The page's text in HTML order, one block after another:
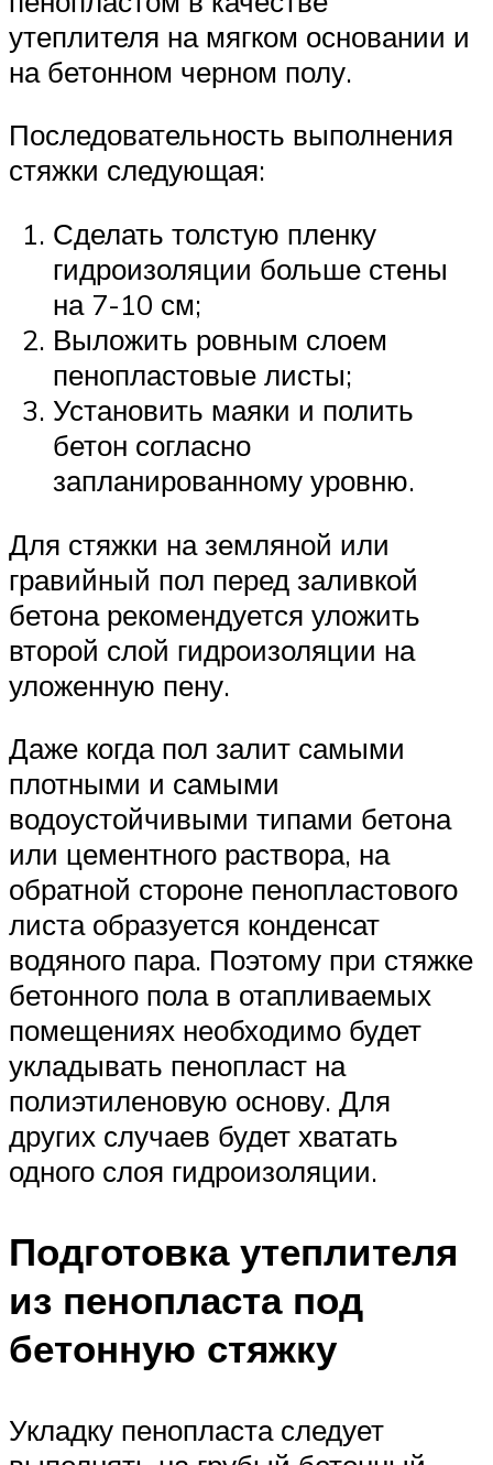
утеплителя на мягком основании и
на бетонном черном полу.
Последовательность выполнения
стяжки следующая:
Сделать толстую пленку
гидроизоляции больше стены
на 7-10 см;
Выложить ровным слоем
пенопластовые листы;
Установить маяки и полить
бетон согласно
запланированному уровню.
Для стяжки на земляной или
гравийный пол перед заливкой
бетона рекомендуется уложить
второй слой гидроизоляции на
уложенную пену.
Даже когда пол залит самыми
плотными и самыми
водоустойчивыми типами бетона
или цементного раствора, на
обратной стороне пенопластового
листа образуется конденсат
водяного пара. Поэтому при стяжке
бетонного пола в отапливаемых
помещениях необходимо будет
укладывать пенопласт на
полиэтиленовую основу. Для
других случаев будет хватать
одного слоя гидроизоляции.
Подготовка утеплителя
из пенопласта под
бетонную стяжку
Укладку пенопласта следует